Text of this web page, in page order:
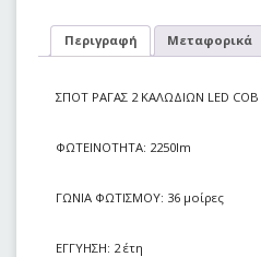
Περιγραφή Μεταφορικά
ΣΠΟΤ ΡΑΓΑΣ 2 ΚΑΛΩΔΙΩΝ LED COB
ΦΩΤΕΙΝΟΤΗΤΑ: 2250lm
ΓΩΝΙΑ ΦΩΤΙΣΜΟΥ: 36 μοίρες
ΕΓΓΥΗΣΗ: 2 έτη